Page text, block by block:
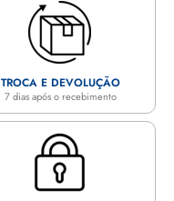
TROCA E DEVOLUÇÃO
7 dias após o recebimento